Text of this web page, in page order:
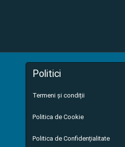
Politici
Termeni și condiții
Politica de Cookie
Politica de Confidențialitate